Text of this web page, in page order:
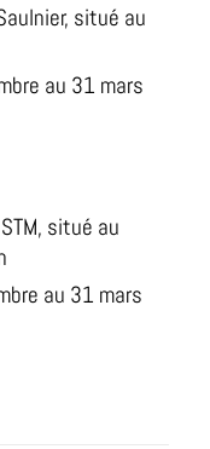
situé au
au 31 mars
situé au
au 31 mars